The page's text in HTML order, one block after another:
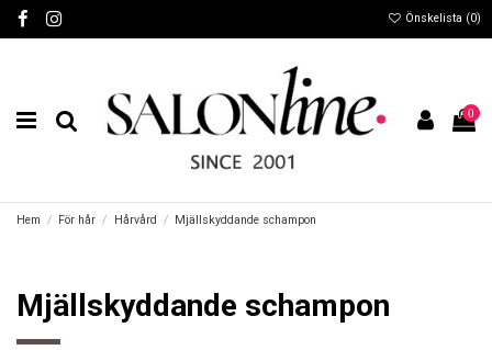
Önskelista (0)
0
Hem För hår Hårvård Mjällskyddande schampon
Mjällskyddande schampon